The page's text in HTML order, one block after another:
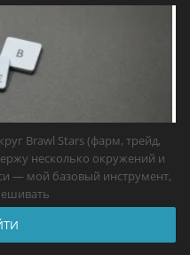
Brawl Stars (фарм, трейд,
несколько окружений и
— мой базовый инструмент,